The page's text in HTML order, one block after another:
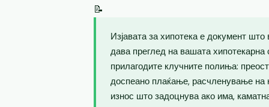
📝
Изјавата за хипотека е документ
дава преглед на вашата
прилагодите клучните полиња:
доспеано плаќање, расчленување на
износ што задоцнува ако има,